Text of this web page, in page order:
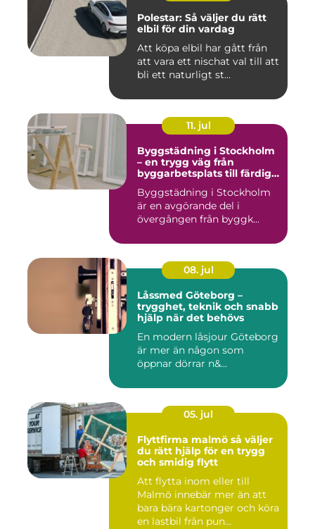
Polestar: Så väljer du rätt
elbil för din vardag
Att köpa elbil har gått från
att vara ett nischat val till att
bli ett naturligt st...
11. jul
Byggstädning i Stockholm
– en trygg väg från
byggarbetsplats till färdig
Byggstädning i Stockholm
är en avgörande del i
övergången från byggk...
08. jul
Låssmed Göteborg –
trygghet, teknik och snabb
hjälp när det behövs
En modern låsjour Göteborg
är mer än någon som
öppnar dörrar n&...
05. jul
Flyttfirma malmö så väljer
du rätt hjälp för en trygg
och smidig flytt
Att flytta inom eller till
Malmö innebär mer än att
bara bära kartonger och köra
en lastbil från pun...